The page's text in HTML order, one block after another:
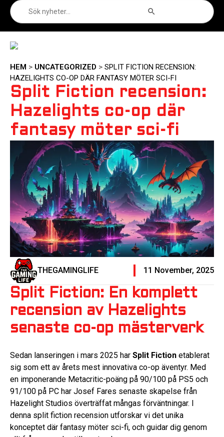
efter:
HEM > UNCATEGORIZED > SPLIT FICTION RECENSION:
HAZELIGHTS CO-OP DÄR FANTASY MÖTER SCI-FI
Split Fiction recension:
Hazelights co-op där
fantasy möter sci-fi
THEGAMINGLIFE 11 November, 2025
Split Fiction: En komplett
recension av Hazelights
senaste co-op mästerverk
Sedan lanseringen i mars 2025 har Split Fiction etablerat
sig som ett av årets mest innovativa co-op äventyr. Med
en imponerande Metacritic-poäng på 90/100 på PS5 och
91/100 på PC har Josef Fares senaste skapelse från
Hazelight Studios överträffat mångas förväntningar. I
denna split fiction recension utforskar vi det unika
konceptet där fantasy möter sci-fi, och guidar dig genom